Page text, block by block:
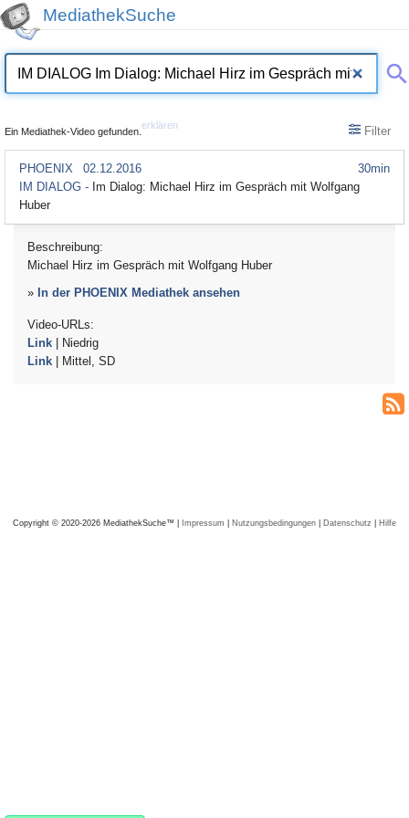
MediathekSuche
Ein Mediathek-Video gefunden.
erklären Filter
30min
PHOENIX
02.12.2016
IM DIALOG - Im Dialog: Michael Hirz im Gespräch mit Wolfgang
Huber
Beschreibung:
Michael Hirz im Gespräch mit Wolfgang Huber
» In der PHOENIX Mediathek ansehen
Video-URLs:
Link | Niedrig
Link | Mittel, SD
Copyright © 2020-2026 MediathekSuche™ | Impressum | Nutzungsbedingungen | Datenschutz | Hilfe